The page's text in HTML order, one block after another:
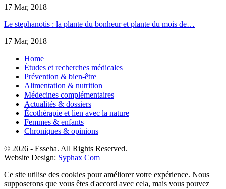
17 Mar, 2018
Le stephanotis : la plante du bonheur et plante du mois de…
17 Mar, 2018
Home
Études et recherches médicales
Prévention & bien-être
Alimentation & nutrition
Médecines complémentaires
Actualités & dossiers
Écothérapie et lien avec la nature
Femmes & enfants
Chroniques & opinions
© 2026 - Esseha. All Rights Reserved.
Website Design: Syphax Com
Ce site utilise des cookies pour améliorer votre expérience. Nous
supposerons que vous êtes d'accord avec cela, mais vous pouvez